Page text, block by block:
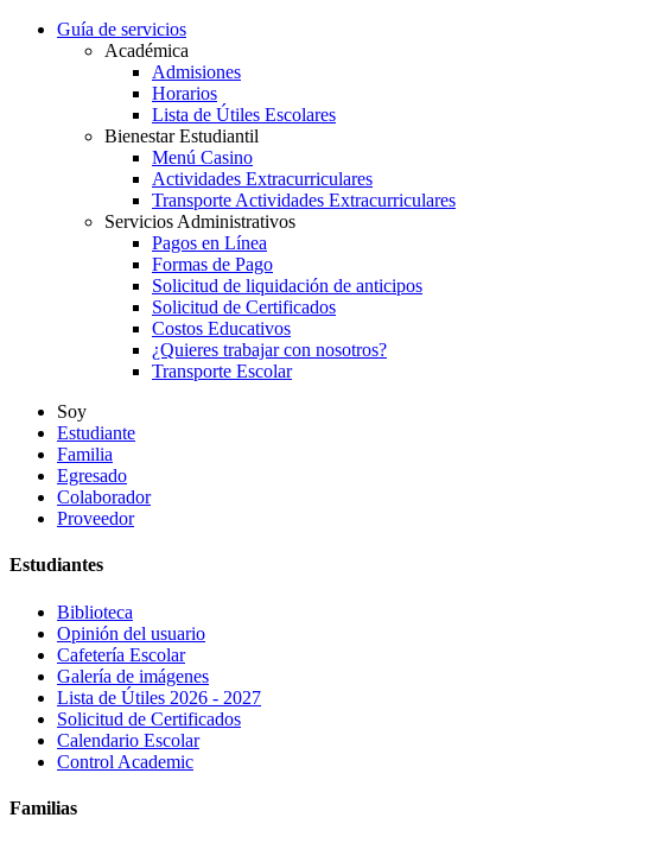
Guía de servicios
Académica
Admisiones
Horarios
Lista de Útiles Escolares
Bienestar Estudiantil
Menú Casino
Actividades Extracurriculares
Transporte Actividades Extracurriculares
Servicios Administrativos
Pagos en Línea
Formas de Pago
Solicitud de liquidación de anticipos
Solicitud de Certificados
Costos Educativos
¿Quieres trabajar con nosotros?
Transporte Escolar
Soy
Estudiante
Familia
Egresado
Colaborador
Proveedor
Estudiantes
Biblioteca
Opinión del usuario
Cafetería Escolar
Galería de imágenes
Lista de Útiles 2026 - 2027
Solicitud de Certificados
Calendario Escolar
Control Academic
Familias